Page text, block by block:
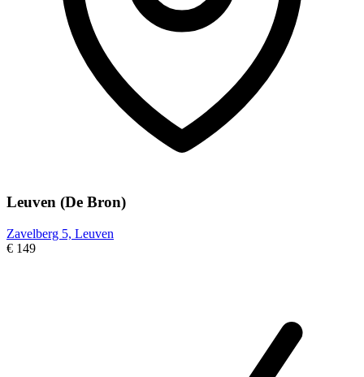
Leuven (De Bron)
Zavelberg 5, Leuven
€ 149